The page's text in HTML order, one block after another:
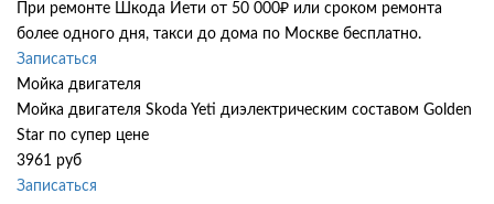
При ремонте Шкода Йети от 50 000₽ или сроком ремонта
более одного дня, такси до дома по Москве бесплатно.
Записаться
Мойка двигателя
Мойка двигателя Skoda Yeti диэлектрическим составом Golden
Star по супер цене
3961 руб
Записаться